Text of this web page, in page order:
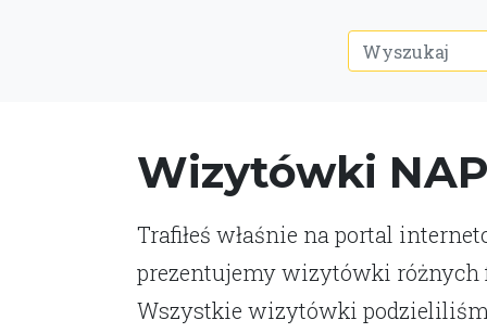
Wizytówki
Trafiłeś właśnie na portal
prezentujemy wizytówki różnych
Wszystkie wizytówki